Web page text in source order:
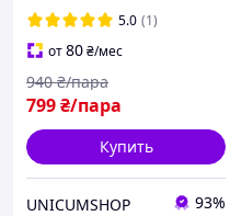
Hechpro красные 3924-1
5.0 (1)
от80₴/мес
799₴/пара
940 ₴/пара
Купить
UNICUMSHOP 93%